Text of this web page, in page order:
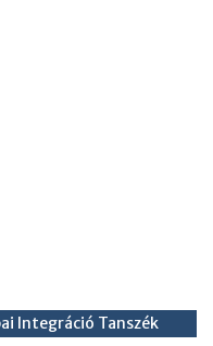
Integráció Tanszék